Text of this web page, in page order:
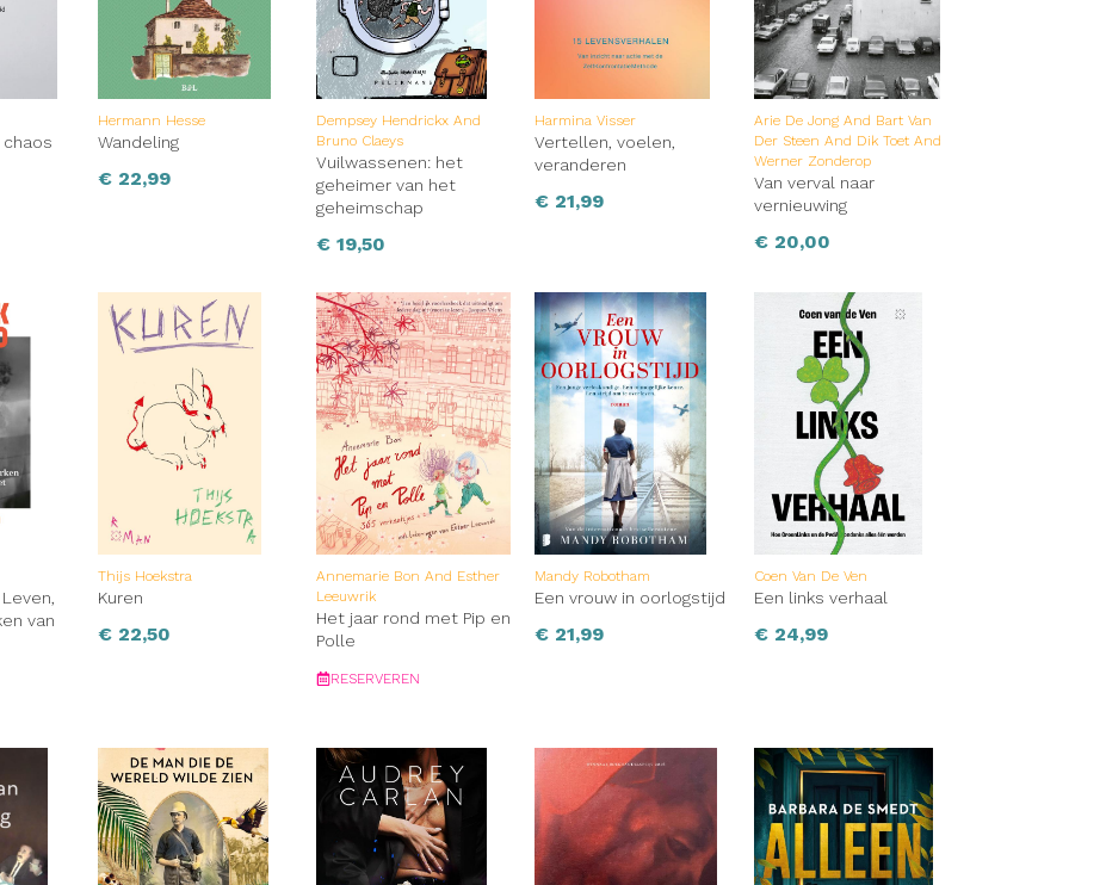
meer speelt is dit boek, dat een groot publiek zal aanspreken, een
strijdkreet om terug te vechten.’ The Sunday Times ‘Een briljant boek
voor mannen bekritiseert. (…) Boordevol praktische informatie voor
The Irish Times
chaos
Hermann Hesse
Wandeling
€22,99
Dempsey Hendrickx And
Bruno Claeys
Vuilwassenen: het
geheimer van het
geheimschap
€19,50
Harmina Visser
Vertellen, voelen,
veranderen
€ 21,99
Arie De Jong And Bart Van
Der Steen And Dik Toet And
Werner Zonderop
Van verval naar
vernieuwing
€20,00
van
Thijs Hoekstra
Kuren
€22,50
Annemarie Bon And Esther
Leeuwrik
Het jaar rond met Pip en
Polle
RESERVEREN
Mandy Robotham
Een vrouw in oorlogstijd
€ 21,99
Coen Van De Ven
Een links verhaal
€24,99